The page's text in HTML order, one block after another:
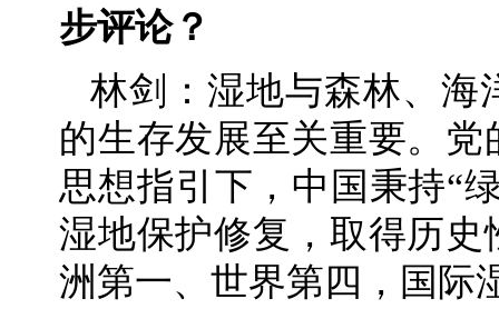
步评论？
林剑：湿地与森林、海
的生存发展至关重要。
思想指引下，中国秉持“
湿地保护修复，取得历
洲第一、世界第四，国际